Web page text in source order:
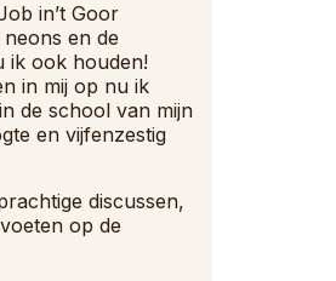
in’t Goor
en de
ik ook houden!
in mij op nu ik
de school van mijn
en vijfenzestig
discussen,
op de